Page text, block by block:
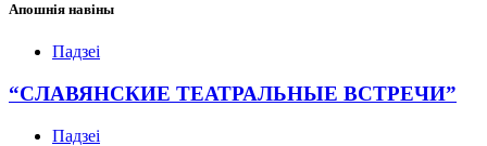
Апошнія навіны
Падзеі
“СЛАВЯНСКИЕ ТЕАТРАЛЬНЫЕ ВСТРЕЧИ”
Падзеі